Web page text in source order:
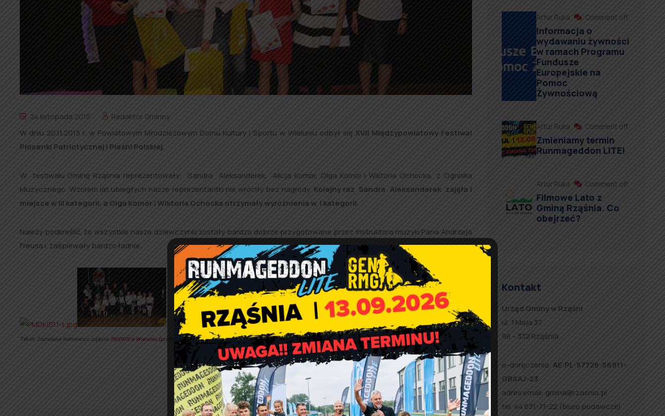
24 listopada 2015
Redaktor Gminny
W dniu 20.11.2015 r. w Powiatowym Młodzieżowym Domu Kultury i Sportu w Wieluniu odbył się XVII Międzypowiatowy Festiwal
Piosenki Patriotycznej i Pieśni Polskiej.
W festiwalu Gminę Rząśnia reprezentowały: Sandra Aleksanderek, Alicja Komór, Olga Komór i Wiktoria Ochocka z Ogniska
Muzycznego. Wzorem lat ubiegłych nasze reprezentantki nie wróciły bez nagrody. Kolejny raz Sandra Aleksanderek zajęła I
miejsce w III kategorii, a Olga Komór i Wiktoria Ochocka otrzymały wyróżnienia w I kategorii.
Należy podkreślić, że wszystkie nasze dziewczynki zostały bardzo dobrze przygotowane przez instruktora muzyki Pana Andrzeja
Freusa i zaśpiewały bardzo ładnie.
Tekst: Zdzisława Retkiewicz, zdjęcia: PMDKiS w Wieluniu (profil Facebook)
Artur Ruka Comment off
Informacja o
wydawaniu żywności
w ramach Programu
Fundusze
Europejskie na
Pomoc
Żywnościową
Artur Ruka Comment off
Zmieniamy termin
Runmageddon LITE!
Artur Ruka Comment off
Filmowe Lato z
Gminą Rząśnia. Co
obejrzeć?
Kontakt
Urząd Gminy w Rząśni
ul. 1 Maja 37
98 – 332 Rząśnia
e-doręczenia: AE:PL-57726-56911-
GBSAJ-23
adres email: gmina@rzasnia.pl
tel. 44 631-71-22 (biuro podawcze)